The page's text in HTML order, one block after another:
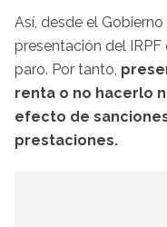
Así, desde el
presentación del
paro. Por tanto,
renta o no hacerlo
efecto de
prestaciones.